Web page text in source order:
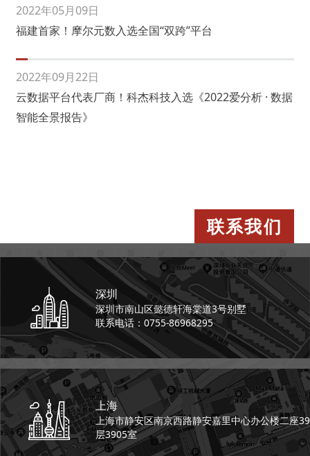
2022年05月09日
福建首家！摩尔元数入选全国“双跨”平台
2022年09月22日
云数据平台代表厂商！科杰科技入选《2022爱分析 · 数据
智能全景报告》
联系我们
深圳
深圳市南山区懿德轩海棠道3号别墅
联系电话：0755-86968295
上海
上海市静安区南京西路静安嘉里中心办公楼二座39
层3905室